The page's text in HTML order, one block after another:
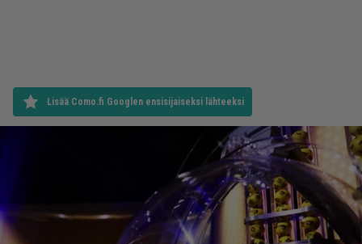
Lisää Como.fi Googlen ensisijaiseksi lähteeksi